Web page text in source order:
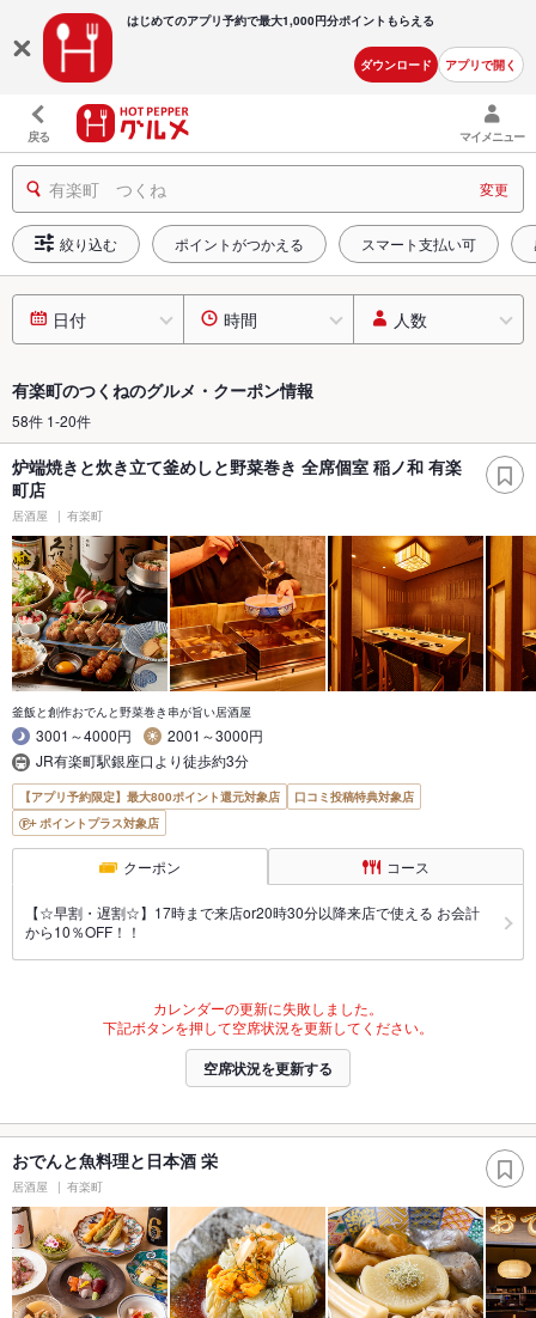
はじめてのアプリ予約で最大1,000円分ポイントもらえる
ダウンロード アプリで開く
戻る マイメニュー
有楽町 つくね 変更
絞り込む ポイントがつかえる スマート支払い可
日付 時間 人数
有楽町のつくねのグルメ・クーポン情報
58件 1-20件
炉端焼きと炊き立て釜めしと野菜巻き 全席個室 稲ノ和 有楽
町店
居酒屋 有楽町
釜飯と創作おでんと野菜巻き串が旨い居酒屋
3001～4000円
2001～3000円
JR有楽町駅銀座口より徒歩約3分
【アプリ予約限定】最大800ポイント還元対象店
口コミ投稿特典対象店
ポイントプラス対象店
クーポン コース
【☆早割・遅割☆】17時まで来店or20時30分以降来店で使える お会計
から10％OFF！！
カレンダーの更新に失敗しました。
下記ボタンを押して空席状況を更新してください。
空席状況を更新する
おでんと魚料理と日本酒 栄
居酒屋 有楽町